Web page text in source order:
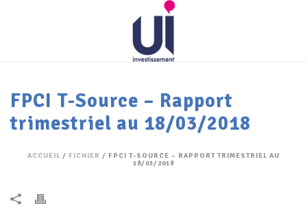
FPCI T-Source – Rapport
trimestriel au 18/03/2018
ACCUEIL / FICHIER / FPCI T-SOURCE – RAPPORT TRIMESTRIEL AU
18/03/2018